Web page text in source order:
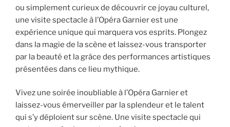
ou simplement curieux de découvrir ce joyau culturel,
une visite spectacle à l’Opéra Garnier est une
expérience unique qui marquera vos esprits. Plongez
dans la magie de la scène et laissez-vous transporter
par la beauté et la grâce des performances artistiques
présentées dans ce lieu mythique.
Vivez une soirée inoubliable à l’Opéra Garnier et
laissez-vous émerveiller par la splendeur et le talent
qui s’y déploient sur scène. Une visite spectacle qui